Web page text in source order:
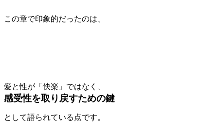
この章で印象的だったのは、
愛と性が「快楽」ではなく、
感受性を取り戻すための鍵
として語られている点です。